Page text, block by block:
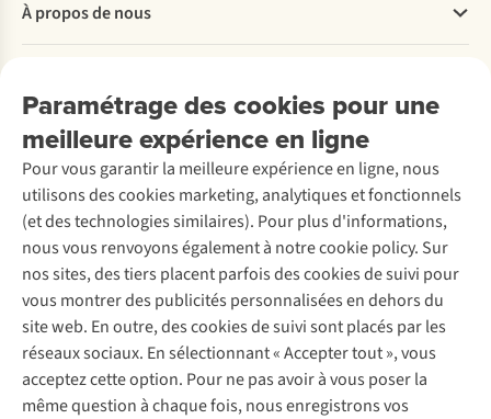
Paramétrage des cookies pour une
meilleure expérience en ligne
Pour vous garantir la meilleure expérience en ligne, nous
utilisons des cookies marketing, analytiques et fonctionnels
(et des technologies similaires). Pour plus d'informations,
nous vous renvoyons également à notre cookie policy. Sur
nos sites, des tiers placent parfois des cookies de suivi pour
vous montrer des publicités personnalisées en dehors du
site web. En outre, des cookies de suivi sont placés par les
réseaux sociaux. En sélectionnant « Accepter tout », vous
acceptez cette option. Pour ne pas avoir à vous poser la
même question à chaque fois, nous enregistrons vos
Commander
Payer
Retourner
Rétractation d'une commande
Entretien & réparations
Garantie
Contactez-nous
À propos de nous
Entreprise responsable
À propos d’Ayacucho
Nos magasins
À propos d’A.S.Adventure
Déclaration d'accessibilité
Location / Location sports d’hiver
Seconde-main
Entretien de ski
Service de lavage
Entretien de chaussures
Réparation de chaussures
Réparation de vêtements
Retouches
Pour les entreprises
Découvrez
A.S.Magazine
Explore Camp
Expertise & conseils
Abonnez-vous à la newsletter
Suivez-nous